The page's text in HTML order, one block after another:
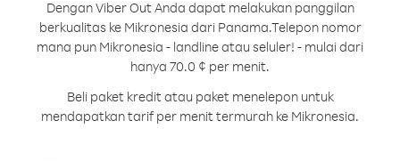
Dengan Viber Out Anda dapat melakukan panggilan
berkualitas ke Mikronesia dari Panama.Telepon nomor
mana pun Mikronesia - landline atau seluler! - mulai dari
hanya 70.0 ¢ per menit.
Beli paket kredit atau paket menelepon untuk
mendapatkan tarif per menit termurah ke Mikronesia.